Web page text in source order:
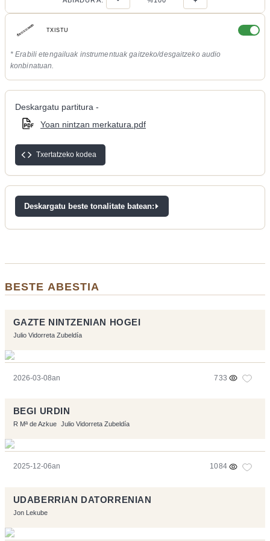
TXISTU
* Erabili etengailuak instrumentuak gaitzeko/desgaitzeko audio
konbinatuan.
Deskargatu partitura -
Yoan nintzan merkatura.pdf
Txertatzeko kodea
Deskargatu beste tonalitate batean:
BESTE ABESTIA
GAZTE NINTZENIAN HOGEI
Julio Vidorreta Zubeldía
2026-03-08an 733
BEGI URDIN
R Mª de Azkue Julio Vidorreta Zubeldía
2025-12-06an 1084
UDABERRIAN DATORRENIAN
Jon Lekube